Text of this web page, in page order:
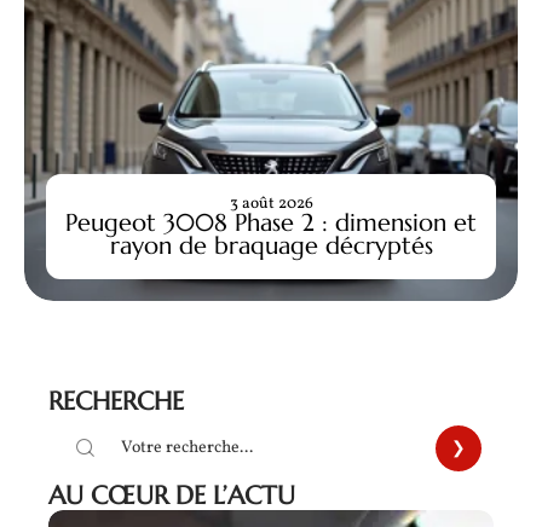
Peugeot 3008 Phase 2 : dimension et
rayon de braquage décryptés
3 août 2026
RECHERCHE
AU CŒUR DE L’ACTU